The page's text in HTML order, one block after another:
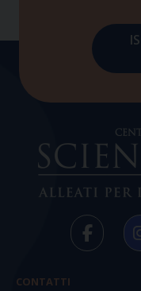
CONTATTI